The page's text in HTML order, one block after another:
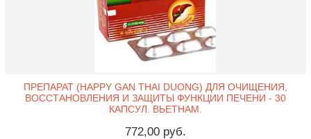
ПРЕПАРАТ (HAPPY GAN THAI DUONG) ДЛЯ ОЧИЩЕНИЯ,
ВОССТАНОВЛЕНИЯ И ЗАЩИТЫ ФУНКЦИИ ПЕЧЕНИ - 30
КАПСУЛ. ВЬЕТНАМ.
772,00 руб.